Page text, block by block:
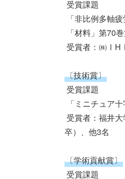
〔技術賞〕
卒）、他3名
〔学術貢献賞〕